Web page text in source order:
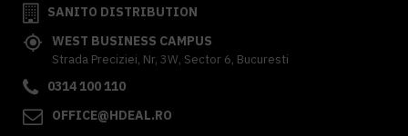
SANITO DISTRIBUTION
WEST BUSINESS CAMPUS
Strada Preciziei, Nr, 3W, Sector 6, Bucuresti
0314 100 110
OFFICE@HDEAL.RO